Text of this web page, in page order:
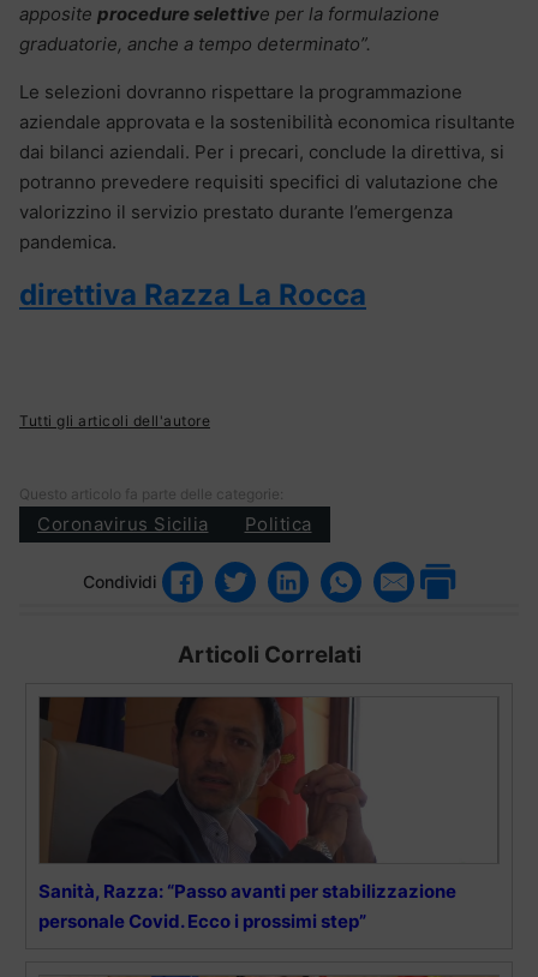
apposite procedure selettive per la formulazione
graduatorie, anche a tempo determinato”.
Le selezioni dovranno rispettare la programmazione
aziendale approvata e la sostenibilità economica risultante
dai bilanci aziendali. Per i precari, conclude la direttiva, si
potranno prevedere requisiti specifici di valutazione che
valorizzino il servizio prestato durante l’emergenza
pandemica.
direttiva Razza La Rocca
Tutti gli articoli dell'autore
Questo articolo fa parte delle categorie:
Coronavirus Sicilia Politica
Condividi
Articoli Correlati
Sanità, Razza: “Passo avanti per stabilizzazione
personale Covid. Ecco i prossimi step”